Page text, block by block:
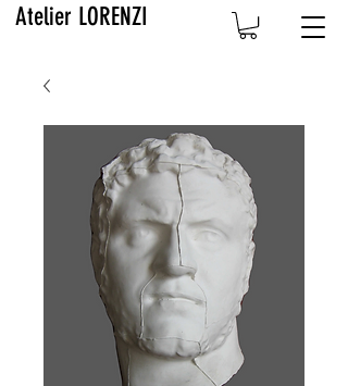
Atelier LORENZI